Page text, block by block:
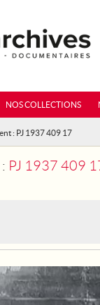
NOS COLLECTIONS
: PJ 1937 409 17
PJ 1937 409